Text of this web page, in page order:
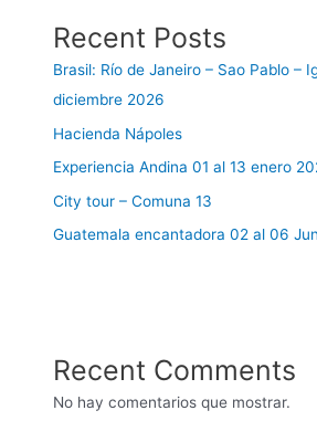
Recent Posts
Brasil: Río de Janeiro – Sao Pablo –
diciembre 2026
Hacienda Nápoles
Experiencia Andina 01 al 13 enero
City tour – Comuna 13
Guatemala encantadora 02 al 06
Recent Comments
No hay comentarios que mostrar.